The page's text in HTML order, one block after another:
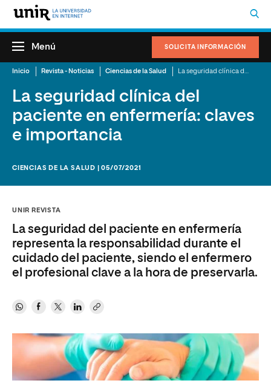
SOLICITA INFORMACIÓN
Menú
Inicio Revista - Noticias Ciencias de la Salud
La seguridad clínica del
paciente en enfermería: claves
e importancia
CIENCIAS DE LA SALUD | 05/07/2021
UNIR REVISTA
La seguridad del paciente en enfermería
representa la responsabilidad durante el
cuidado del paciente, siendo el enfermero
el profesional clave a la hora de preservarla.